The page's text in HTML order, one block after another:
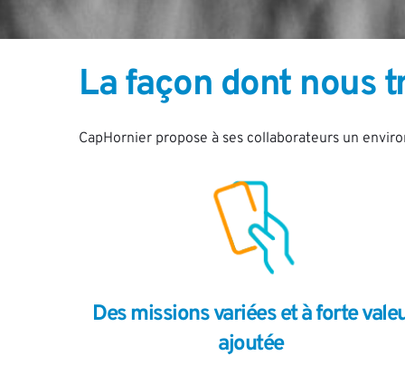
La façon dont nous
CapHornier propose à ses collaborateurs un
Des missions variées et à forte
ajoutée